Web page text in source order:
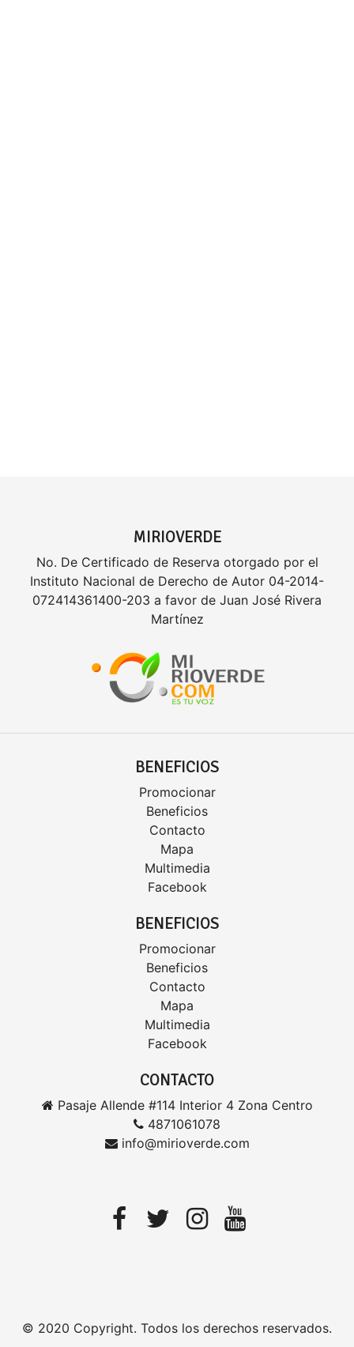
MIRIOVERDE
No. De Certificado de Reserva otorgado por el
Instituto Nacional de Derecho de Autor 04-2014-
072414361400-203 a favor de Juan José Rivera
Martínez
BENEFICIOS
Promocionar
Beneficios
Contacto
Mapa
Multimedia
Facebook
BENEFICIOS
Promocionar
Beneficios
Contacto
Mapa
Multimedia
Facebook
CONTACTO
Pasaje Allende #114 Interior 4 Zona Centro
4871061078
info@mirioverde.com
© 2020 Copyright. Todos los derechos reservados.